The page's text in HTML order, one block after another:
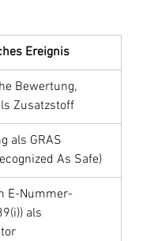
Ereignis
Bewertung,
Zusatzstoff
als GRAS
As Safe)
E-Nummer-
als